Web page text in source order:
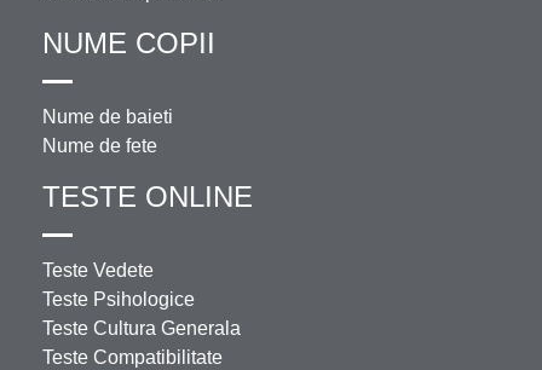
NUME COPII
Nume de baieti
Nume de fete
TESTE ONLINE
Teste Vedete
Teste Psihologice
Teste Cultura Generala
Teste Compatibilitate